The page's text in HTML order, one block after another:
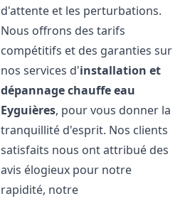
d'attente et les perturbations.
Nous offrons des tarifs
compétitifs et des garanties sur
nos services d'installation et
dépannage chauffe eau
Eyguières, pour vous donner la
tranquillité d'esprit. Nos clients
satisfaits nous ont attribué des
avis élogieux pour notre
rapidité, notre